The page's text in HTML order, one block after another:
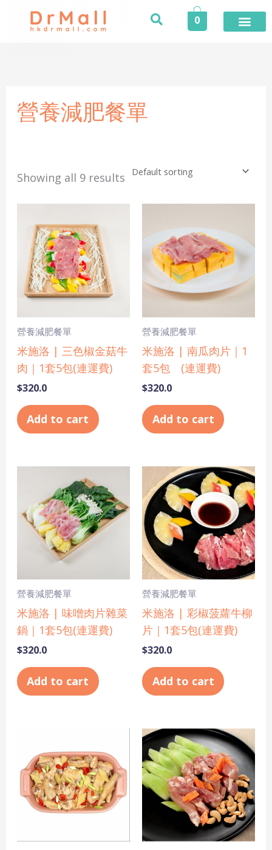
0
營養減肥餐單
Showing all 9 results
營養減肥餐單
米施洛 | 三色椒金菇牛
肉｜1套5包(連運費)
$320.0
Add to cart
營養減肥餐單
米施洛 | 南瓜肉片｜1
套5包 (連運費)
$320.0
Add to cart
營養減肥餐單
米施洛 | 味噌肉片雜菜
鍋｜1套5包(連運費)
$320.0
Add to cart
營養減肥餐單
米施洛 | 彩椒菠蘿牛柳
片｜1套5包(連運費)
$320.0
Add to cart